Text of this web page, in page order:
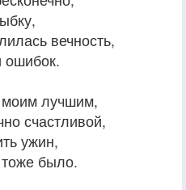
вечность,
ошибок.
моим лучшим,
счастливой,
ужин,
было.